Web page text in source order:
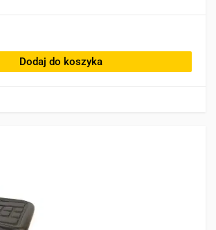
Dodaj do koszyka